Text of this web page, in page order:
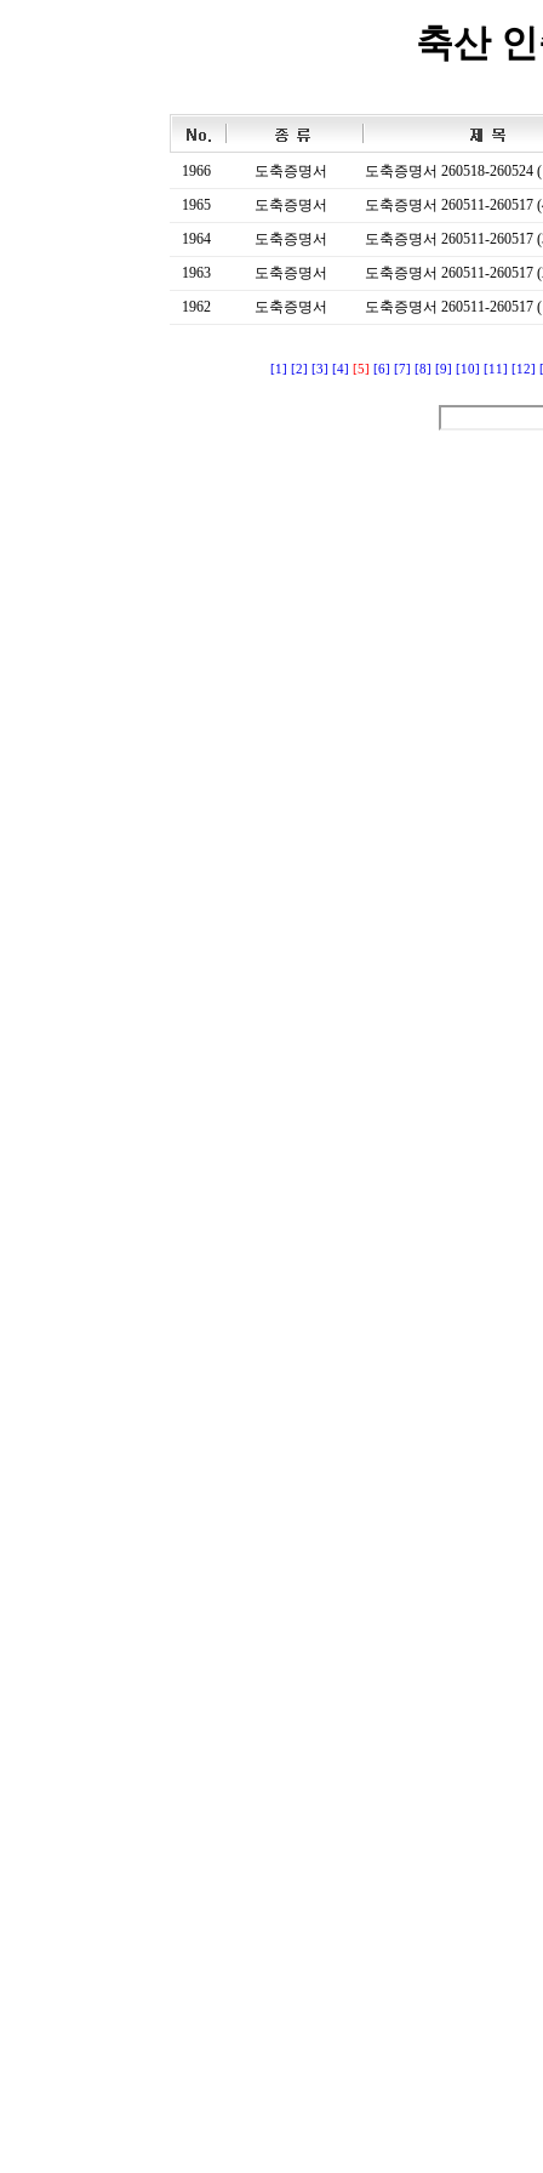
축산
1966 도축증명서
도축증명서 260518-260524
1965
도축증명서
도축증명서 260511-260517
1964
도축증명서
도축증명서 260511-260517
1963
도축증명서
도축증명서 260511-260517
1962
도축증명서 도축증명서 260511-260517
[1] [2] [3] [4] [5] [6] [7] [8] [9] [10] [11] [12]